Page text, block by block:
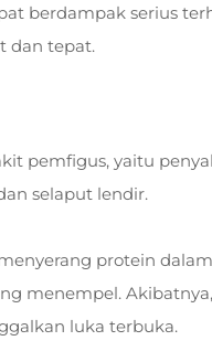
berdampak serius
dan tepat.
pemfigus, yaitu
selaput lendir.
protein
menempel.
luka terbuka.